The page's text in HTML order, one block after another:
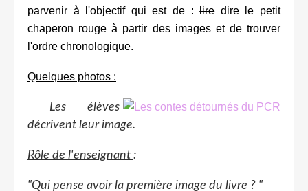
parvenir à l'objectif qui est de :liredire le petit
chaperon rouge à partir des images et de trouver
l'ordre chronologique.
Quelques photos :
Les élèves
décrivent leur image.
Rôle de l'enseignant :
"Qui pense avoir la première image du livre ? "